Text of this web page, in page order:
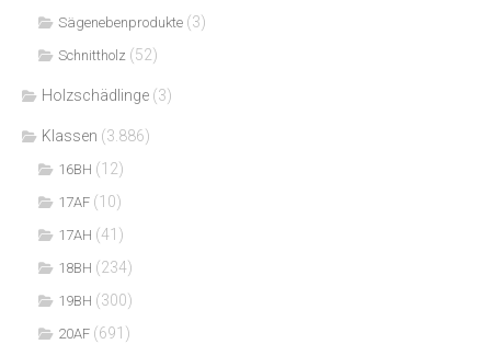
Sägenebenprodukte (3)
Schnittholz (52)
Holzschädlinge (3)
Klassen (3.886)
16BH (12)
17AF (10)
17AH (41)
18BH (234)
19BH (300)
20AF (691)